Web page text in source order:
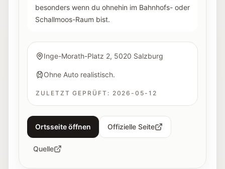
besonders wenn du ohnehin im Bahnhofs- oder
Schallmoos-Raum bist.
Inge-Morath-Platz 2, 5020 Salzburg
Ohne Auto realistisch.
ZULETZT GEPRÜFT: 2026-05-12
Ortsseite öffnen Offizielle Seite
Quelle